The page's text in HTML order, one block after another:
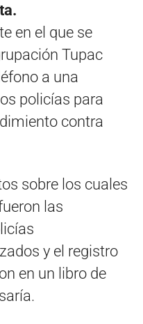
en el que se
Tupac
a una
policías para
contra
sobre los cuales
las
y el registro
en un libro de